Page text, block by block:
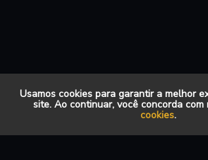
Usamos cookies para garantir a melhor
site. Ao continuar, você concorda com
cookies.